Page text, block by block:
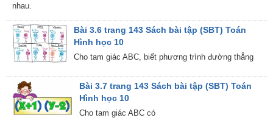
nhau.
Bài 3.6 trang 143 Sách bài tập (SBT) Toán
Hình học 10
Cho tam giác ABC, biết phương trình đường thẳng
Bài 3.7 trang 143 Sách bài tập (SBT) Toán
Hình học 10
Cho tam giác ABC có